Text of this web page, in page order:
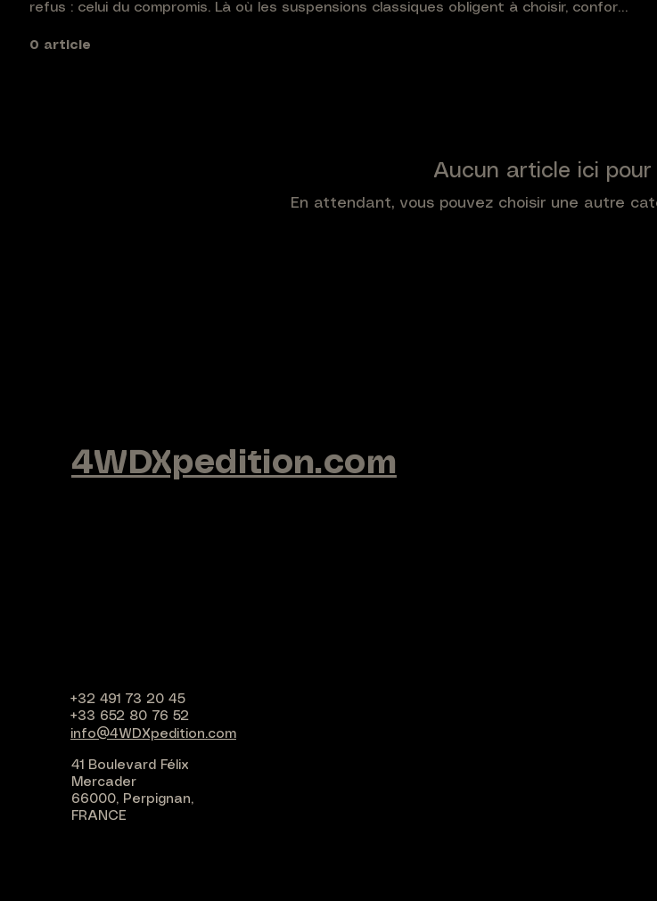
refus : celui du compromis. Là où les suspensions classiques obligent à choisir, confort
réconcilie tout, sans concession. Héritière des savoir-faire de l'aérospatiale et de la
0 article
Aucun article ici pour
En attendant, vous pouvez choisir une autre
4WDXpedition.com
+32 491 73 20 45
+33 652 80 76 52
info@4WDXpedition.com
41 Boulevard Félix
Mercader
66000, Perpignan,
FRANCE